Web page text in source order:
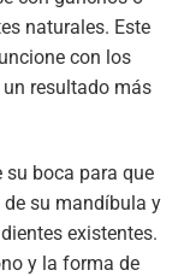
naturales. Este
con los
resultado más
boca para que
su mandíbula y
existentes.
y la forma de